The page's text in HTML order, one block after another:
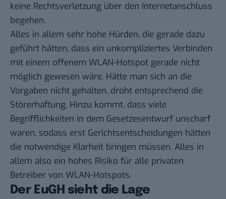
keine Rechtsverletzung über den Internetanschluss
begehen.
Alles in allem sehr hohe Hürden, die gerade dazu
geführt hätten, dass ein unkompliziertes Verbinden
mit einem offenem WLAN-Hotspot gerade nicht
möglich gewesen wäre. Hätte man sich an die
Vorgaben nicht gehalten, droht entsprechend die
Störerhaftung. Hinzu kommt, dass viele
Begrifflichkeiten in dem Gesetzesentwurf unscharf
waren, sodass erst Gerichtsentscheidungen hätten
die notwendige Klarheit bringen müssen. Alles in
allem also ein hohes Risiko für alle privaten
Betreiber von WLAN-Hotspots.
Der EuGH sieht die Lage